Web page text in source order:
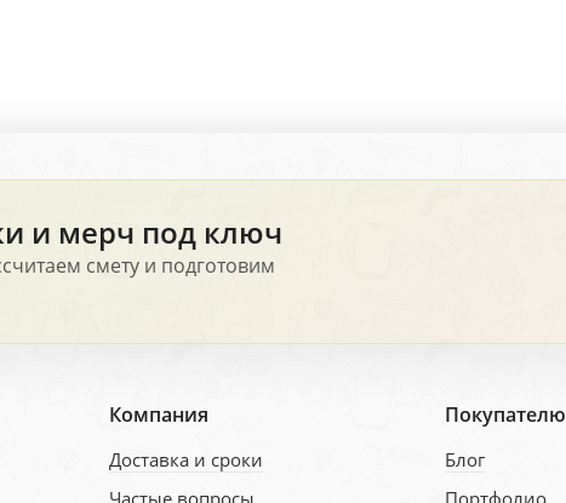
и мерч под ключ
смету и подготовим
Компания
Доставка и сроки
Частые вопросы
Покупателю
Блог
Портфолио